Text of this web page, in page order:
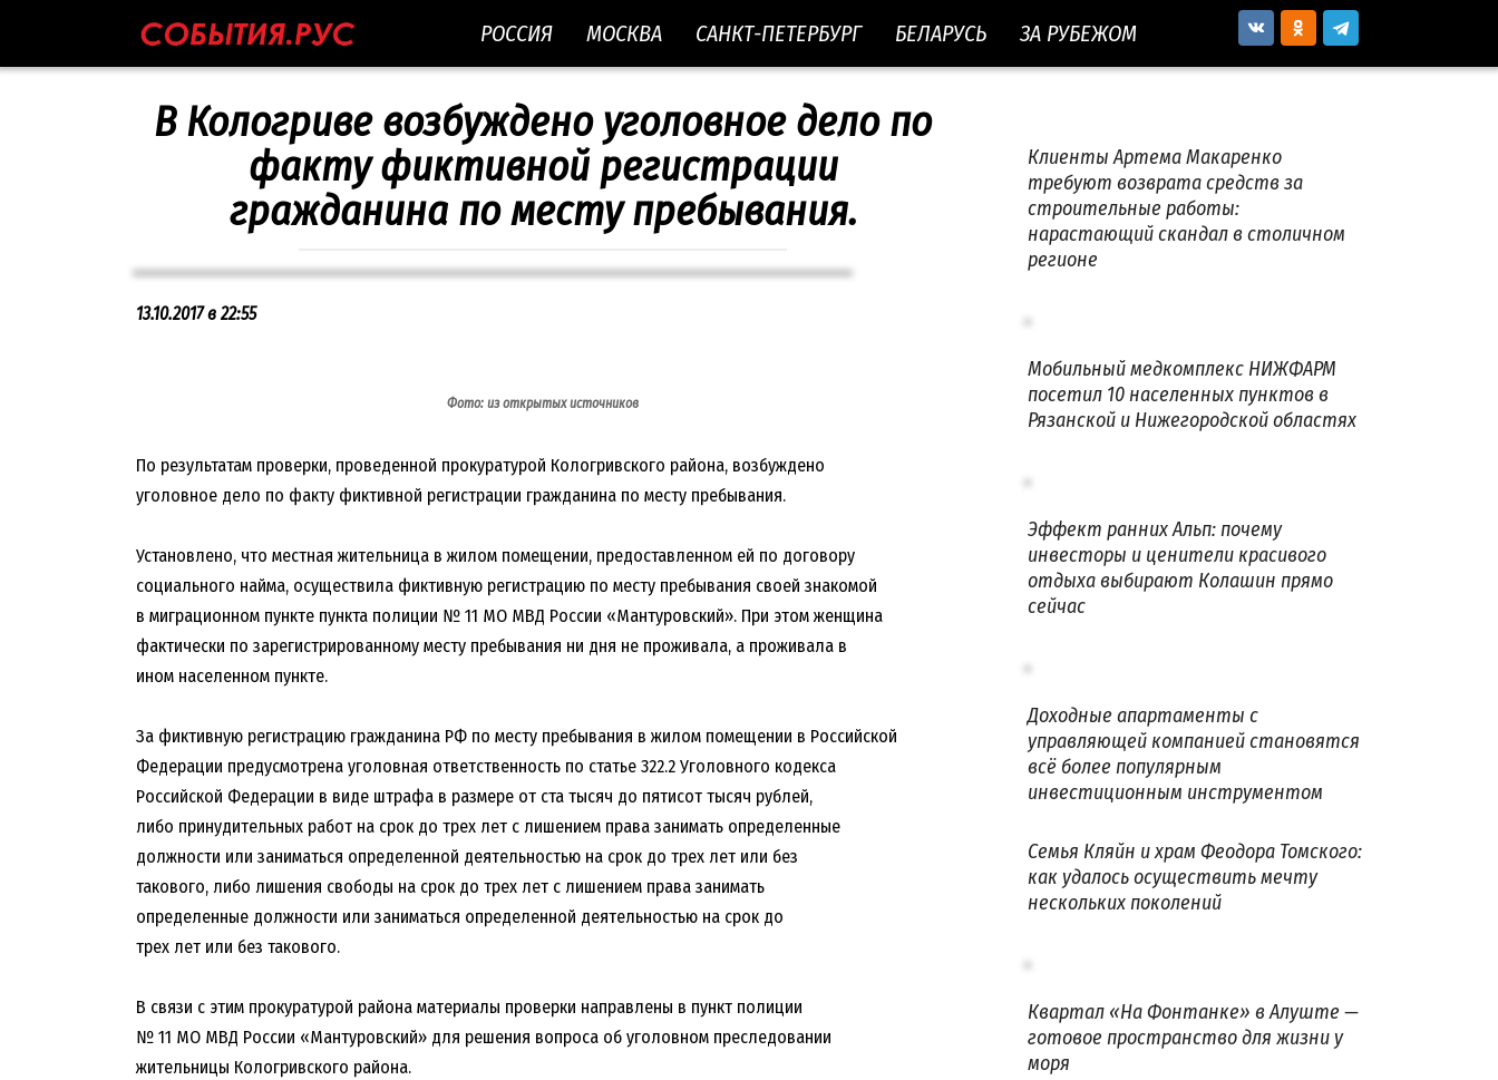
контенту
РОССИЯ МОСКВА САНКТ-ПЕТЕРБУРГ БЕЛАРУСЬ ЗА РУБЕЖОМ
В Кологриве возбуждено уголовное дело по
факту фиктивной регистрации
гражданина по месту пребывания.
13.10.2017 в 22:55
Фото: из открытых источников
По результатам проверки, проведенной прокуратурой Кологривского района, возбуждено
уголовное дело по факту фиктивной регистрации гражданина по месту пребывания.
Установлено, что местная жительница в жилом помещении, предоставленном ей по договору
социального найма, осуществила фиктивную регистрацию по месту пребывания своей знакомой
в миграционном пункте пункта полиции № 11 МО МВД России «Мантуровский». При этом женщина
фактически по зарегистрированному месту пребывания ни дня не проживала, а проживала в
ином населенном пункте.
За фиктивную регистрацию гражданина РФ по месту пребывания в жилом помещении в Российской
Федерации предусмотрена уголовная ответственность по статье 322.2 Уголовного кодекса
Российской Федерации в виде штрафа в размере от ста тысяч до пятисот тысяч рублей,
либо принудительных работ на срок до трех лет с лишением права занимать определенные
должности или заниматься определенной деятельностью на срок до трех лет или без
такового, либо лишения свободы на срок до трех лет с лишением права занимать
определенные должности или заниматься определенной деятельностью на срок до
трех лет или без такового.
В связи с этим прокуратурой района материалы проверки направлены в пункт полиции
№ 11 МО МВД России «Мантуровский» для решения вопроса об уголовном преследовании
жительницы Кологривского района.
Клиенты Артема Макаренко
требуют возврата средств за
строительные работы:
нарастающий скандал в столичном
регионе
Мобильный медкомплекс НИЖФАРМ
посетил 10 населенных пунктов в
Рязанской и Нижегородской областях
Эффект ранних Альп: почему
инвесторы и ценители красивого
отдыха выбирают Колашин прямо
сейчас
Доходные апартаменты с
управляющей компанией становятся
всё более популярным
инвестиционным инструментом
Семья Кляйн и храм Феодора Томского:
как удалось осуществить мечту
нескольких поколений
Квартал «На Фонтанке» в Алуште —
готовое пространство для жизни у
моря